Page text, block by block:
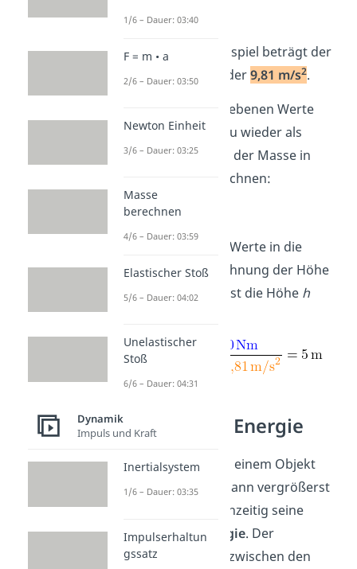
Wie im ersten Beispiel beträgt der
Ortsfaktorg wieder9,81 m/s2.
Bevor du die gegebenen Werte
einsetzt, musst du wieder als
Erstes die Einheit der Masse in
Kilogramm umrechnen:
Jetzt setzt du die Werte in die
Formel zur Berechnung der Höhe
ein und errechnest die Höhe h
Potentielle Energie
Verrichtest du an einem Objekt
eine Hubarbeit, dann vergrößerst
du dadurch gleichzeitig seine
potentielle Energie. Der
Zusammenhang zwischen den
1/6 – Dauer: 03:40
F = m • a
2/6 – Dauer: 03:50
Newton Einheit
3/6 – Dauer: 03:25
Masse
berechnen
4/6 – Dauer: 03:59
Elastischer Stoß
5/6 – Dauer: 04:02
Unelastischer
Stoß
6/6 – Dauer: 04:31
Dynamik
Impuls und Kraft
Inertialsystem
1/6 – Dauer: 03:35
Impulserhaltun
gssatz